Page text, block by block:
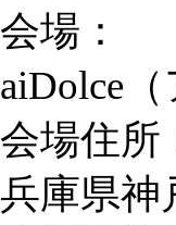
会場：
aiDolce
会場住所
兵庫県神